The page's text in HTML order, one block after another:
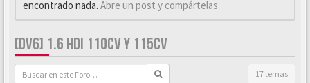
encontrado nada. Abre un post y compártelas
[DV6] 1.6 HDI 110CV Y 115CV
17 temas